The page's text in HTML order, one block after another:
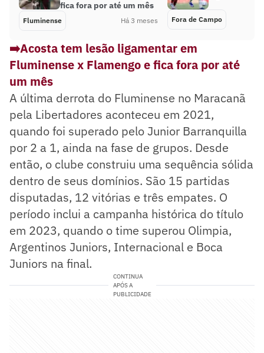
fica fora por até um mês
Fluminense Há 3 meses Fora de Campo
➡️Acosta tem lesão ligamentar em
Fluminense x Flamengo e fica fora por até
um mês
A última derrota do Fluminense no Maracanã
pela Libertadores aconteceu em 2021,
quando foi superado pelo Junior Barranquilla
por 2 a 1, ainda na fase de grupos. Desde
então, o clube construiu uma sequência sólida
dentro de seus domínios. São 15 partidas
disputadas, 12 vitórias e três empates. O
período inclui a campanha histórica do título
em 2023, quando o time superou Olimpia,
Argentinos Juniors, Internacional e Boca
Juniors na final.
CONTINUA
APÓS A
PUBLICIDADE